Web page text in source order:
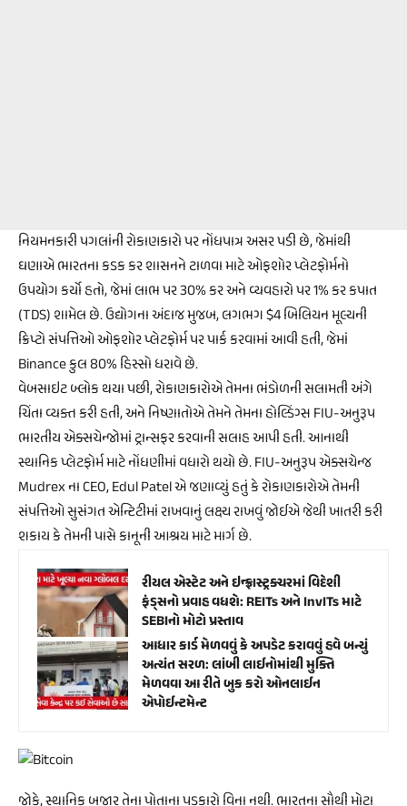
નિયમનકારી પગલાંની રોકાણકારો પર નોંધપાત્ર અસર પડી છે, જેમાંથી
ઘણાએ ભારતના કડક કર શાસનને ટાળવા માટે ઓફશોર પ્લેટફોર્મનો
ઉપયોગ કર્યો હતો, જેમાં લાભ પર 30% કર અને વ્યવહારો પર 1% કર કપાત
(TDS) શામેલ છે. ઉદ્યોગના અંદાજ મુજબ, લગભગ $4 બિલિયન મૂલ્યની
ક્રિપ્ટો સંપત્તિઓ ઓફશોર પ્લેટફોર્મ પર પાર્ક કરવામાં આવી હતી, જેમાં
Binance કુલ 80% હિસ્સો ધરાવે છે.
વેબસાઇટ બ્લોક થયા પછી, રોકાણકારોએ તેમના ભંડોળની સલામતી અંગે
ચિંતા વ્યક્ત કરી હતી, અને નિષ્ણાતોએ તેમને તેમના હોલ્ડિંગ્સ FIU-અનુરૂપ
ભારતીય એક્સચેન્જોમાં ટ્રાન્સફર કરવાની સલાહ આપી હતી. આનાથી
સ્થાનિક પ્લેટફોર્મ માટે નોંધણીમાં વધારો થયો છે. FIU-અનુરૂપ એક્સચેન્જ
Mudrex ના CEO, Edul Patel એ જણાવ્યું હતું કે રોકાણકારોએ તેમની
સંપત્તિઓ સુસંગત એન્ટિટીમાં રાખવાનું લક્ષ્ય રાખવું જોઈએ જેથી ખાતરી કરી
શકાય કે તેમની પાસે કાનૂની આશ્રય માટે માર્ગ છે.
રીયલ એસ્ટેટ અને ઇન્ફ્રાસ્ટ્રક્ચરમાં વિદેશી
ફંડ્સનો પ્રવાહ વધશે: REITs અને InvITs માટે
SEBIનો મોટો પ્રસ્તાવ
આધાર કાર્ડ મેળવવું કે અપડેટ કરાવવું હવે બન્યું
અત્યંત સરળ: લાંબી લાઈનોમાંથી મુક્તિ
મેળવવા આ રીતે બુક કરો ઓનલાઈન
એપોઈન્ટમેન્ટ